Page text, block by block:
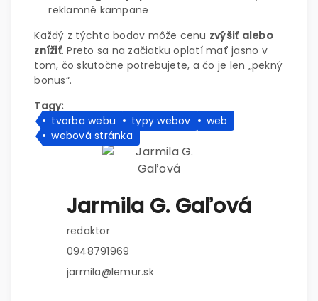
reklamné kampane
Každý z týchto bodov môže cenu zvýšiť alebo
znížiť. Preto sa na začiatku oplatí mať jasno v
tom, čo skutočne potrebujete, a čo je len „pekný
bonus“.
Tagy:
tvorba webu
typy webov
web
webová stránka
Jarmila G. Gaľová
redaktor
0948791969
jarmila@lemur.sk